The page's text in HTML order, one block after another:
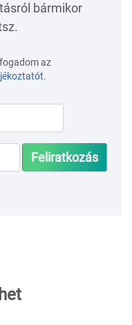
bármikor
az
.
Feliratkozás